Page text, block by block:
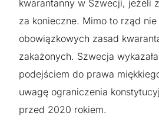
kwarantanny w Szwecji, jeżeli
za konieczne. Mimo to rząd nie
obowiązkowych zasad
zakażonych. Szwecja
podejściem do prawa
uwagę ograniczenia
przed 2020 rokiem.